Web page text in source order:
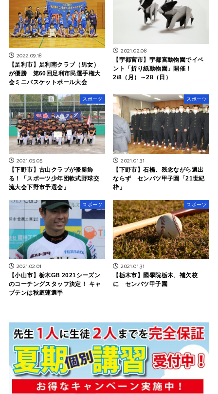
2022.09.18
【足利市】足利南クラブ（男女）
が優勝 第60回足利市民選手権大
会ミニバスケットボール大会
2021.02.08
【宇都宮市】宇都宮動物園でイベ
ント「折り紙動物園」開催！
2/8（月）～28（日）
スポーツ
2021.05.05
【下野市】古山クラブが優勝飾
る！「スポーツ少年団軟式野球交
流大会下野市予選会」
スポーツ
2021.01.31
【下野市】石橋、残念ながら選出
ならず センバツ甲子園「21世紀
枠」
スポーツ
2021.02.01
【小山市】栃木GB 2021シーズン
のコーチングスタッフ決定！ キャ
プテンは秋庭蓮選手
スポーツ
2021.01.31
【栃木市】國學院栃木、補欠校
に センバツ甲子園